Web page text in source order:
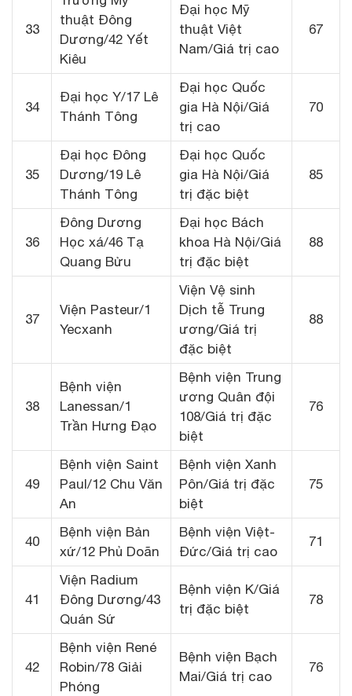
33
thuật Đông
Dương/42 Yết
Kiêu
Đại học Mỹ
thuật Việt
Nam/Giá trị cao
67
34
Đại học Y/17 Lê
Thánh Tông
Đại học Quốc
gia Hà Nội/Giá
trị cao
70
35
Đại học Đông
Dương/19 Lê
Thánh Tông
Đại học Quốc
gia Hà Nội/Giá
trị đặc biệt
85
36
Đông Dương
Học xá/46 Tạ
Quang Bửu
Đại học Bách
khoa Hà Nội/Giá
trị đặc biệt
88
37
Viện Pasteur/1
Yecxanh
Viện Vệ sinh
Dịch tễ Trung
ương/Giá trị
đặc biệt
88
38
Bệnh viện
Lanessan/1
Trần Hưng Đạo
Bệnh viện Trung
ương Quân đội
108/Giá trị đặc
biệt
76
49
Bệnh viện Saint
Paul/12 Chu Văn
An
Bệnh viện Xanh
Pôn/Giá trị đặc
biệt
75
40
Bệnh viện Bản
xứ/12 Phủ Doãn
Bệnh viện Việt-
Đức/Giá trị cao
71
41
Viện Radium
Đông Dương/43
Quán Sứ
Bệnh viện K/Giá
trị đặc biệt
78
42
Bệnh viện René
Robin/78 Giải
Phóng
Bệnh viện Bạch
Mai/Giá trị cao
76